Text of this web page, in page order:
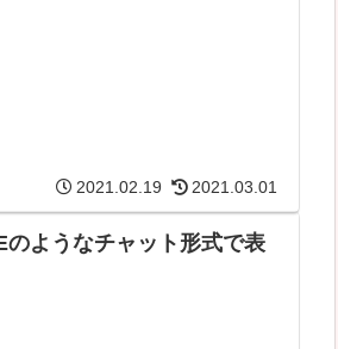
2021.02.19 2021.03.01
のようなチャット形式で表